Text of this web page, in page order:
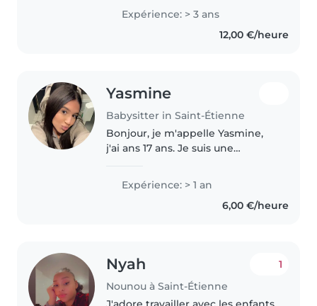
baby-sitter est pour moi un vrai
plaisir : j’aime partager des
Expérience: > 3 ans
12,00 €/heure
Yasmine
Babysitter in Saint-Étienne
Bonjour, je m'appelle Yasmine,
j'ai ans 17 ans. Je suis une
souriante et j'aime beaucoup
m'occuper des enfants. Je suis
actuellement en bac pro
Expérience: > 1 an
6,00 €/heure
Nyah
Nounou à Saint-Étienne
1